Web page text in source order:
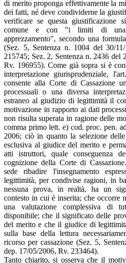
di merito proponga effettivamente la
dei fatti, né deve condividerne la
verificare se questa giustificazione
comune e con "i limiti di una
apprezzamento", secondo una
(Sez. 5, Sentenza n. 1004 del 30/
215745; Sez. 2, Sentenza n. 2436 del
Rv. 196955). Come già sopra si è
interpretazione giurisprudenziale,
consente alla Corte di Cassazione
processuali o una diversa
estraneo al giudizio di legittimità il
motivazione in rapporto ai dati
non risulta superata in ragione delle
comma primo lett. e) cod. proc. pen.
2006; ciò in quanto la selezione
esclusiva al giudice del merito e
atti istruttori, quale conseguenza
cognizione della Corte di
sede ribadire l'insegnamento
legittimità, per condivise ragioni, in
nessuna prova, in realtà, ha un
contesto in cui è inserita; che occorre
una valutazione complessiva di
disponibile; che il significato delle
del merito e che il giudice di
sulla base della lettura
ricorso per cassazione (Sez. 5,
dep. 17/05/2006, Rv. 233464).
Tanto chiarito, si osserva che il